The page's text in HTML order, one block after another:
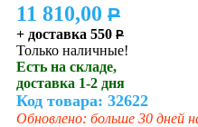
11 810,00 P
+ доставка 550 P
Только наличные!
Есть на складе,
доставка 1-2 дня
Код товара: 32622
Обновлено: больше 30 дней